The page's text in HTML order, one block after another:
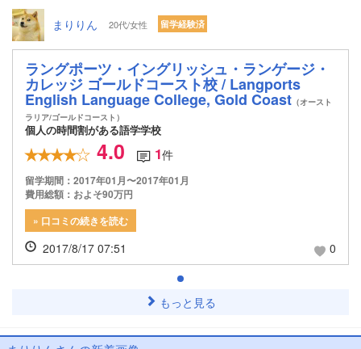
まりりん 20代/女性 留学経験済
ラングポーツ・イングリッシュ・ランゲージ・
カレッジ ゴールドコースト校 / Langports
English Language College, Gold Coast （オースト
ラリア/ゴールドコースト）
個人の時間割がある語学学校
4.0 1件
留学期間：2017年01月〜2017年01月
費用総額：およそ90万円
» 口コミの続きを読む
2017/8/17 07:51 0
もっと見る